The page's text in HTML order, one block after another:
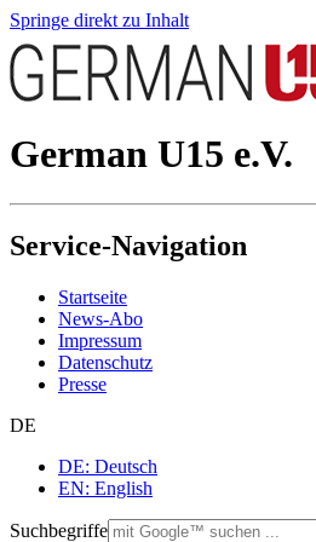
Springe direkt zu Inhalt
German U15 e.V.
Service-Navigation
Startseite
News-Abo
Impressum
Datenschutz
Presse
DE
DE: Deutsch
EN: English
Suchbegriffe